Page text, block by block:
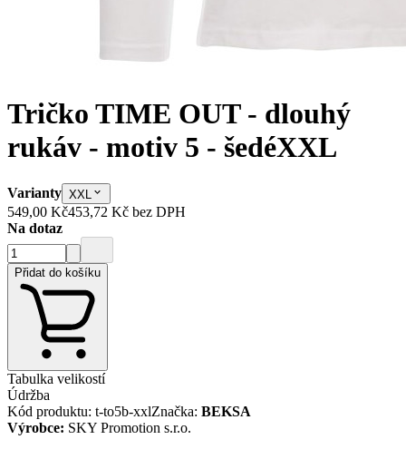
Tričko TIME OUT - dlouhý
rukáv - motiv 5 - šedéXXL
Varianty XXL
549,00 Kč453,72 Kč bez DPH
Na dotaz
Přidat do košíku
Tabulka velikostí
Údržba
Kód produktu: t-to5b-xxlZnačka: BEKSA
Výrobce: SKY Promotion s.r.o.